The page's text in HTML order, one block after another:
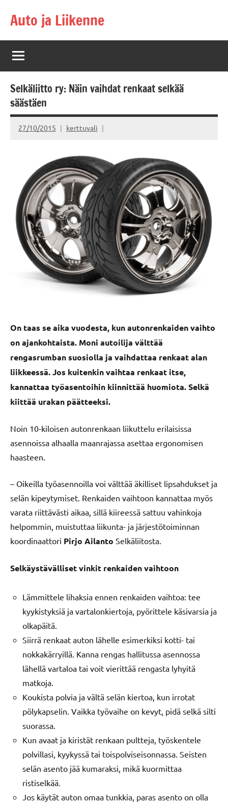
Auto ja Liikenne
Selkäliitto ry: Näin vaihdat renkaat selkää
säästäen
27/10/2015 kerttuvali
On taas se aika vuodesta, kun autonrenkaiden vaihto
on ajankohtaista. Moni autoilija välttää
rengasrumban suosiolla ja vaihdattaa renkaat alan
liikkeessä. Jos kuitenkin vaihtaa renkaat itse,
kannattaa työasentoihin kiinnittää huomiota. Selkä
kiittää urakan päätteeksi.
Noin 10-kiloisen autonrenkaan liikuttelu erilaisissa
asennoissa alhaalla maanrajassa asettaa ergonomisen
haasteen.
– Oikeilla työasennoilla voi välttää äkilliset lipsahdukset ja
selän kipeytymiset. Renkaiden vaihtoon kannattaa myös
varata riittävästi aikaa, sillä kiireessä sattuu vahinkoja
helpommin, muistuttaa liikunta- ja järjestötoiminnan
koordinaattori Pirjo Ailanto Selkäliitosta.
Selkäystävälliset vinkit renkaiden vaihtoon
Lämmittele lihaksia ennen renkaiden vaihtoa: tee
kyykistyksiä ja vartalonkiertoja, pyörittele käsivarsia ja
olkapäitä.
Siirrä renkaat auton lähelle esimerkiksi kotti- tai
nokkakärryillä. Kanna rengas hallitussa asennossa
lähellä vartaloa tai voit vierittää rengasta lyhyitä
matkoja.
Koukista polvia ja vältä selän kiertoa, kun irrotat
pölykapselin. Vaikka työvaihe on kevyt, pidä selkä silti
suorassa.
Kun avaat ja kiristät renkaan pultteja, työskentele
polvillasi, kyykyssä tai toispolviseisonnassa. Seisten
selän asento jää kumaraksi, mikä kuormittaa
ristiselkää.
Jos käytät auton omaa tunkkia, paras asento on olla